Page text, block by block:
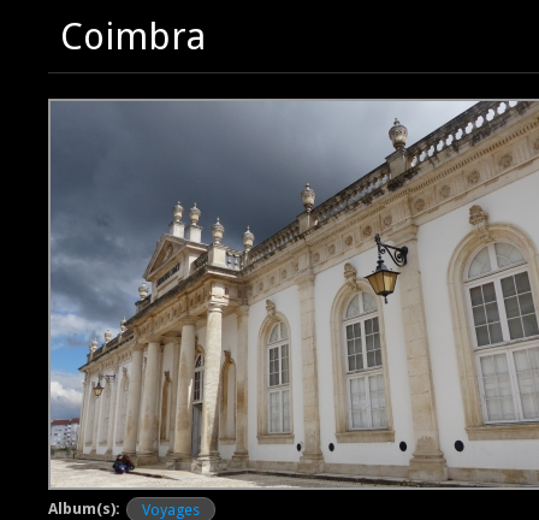
Coimbra
Album(s):
Voyages